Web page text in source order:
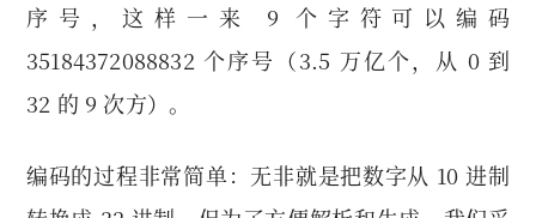
序号，这样一来 9 个字符可以编码
35184372088832 个序号（3.5 万亿个，从 0 到
32 的 9 次方）。
编码的过程非常简单：无非就是把数字从 10 进制